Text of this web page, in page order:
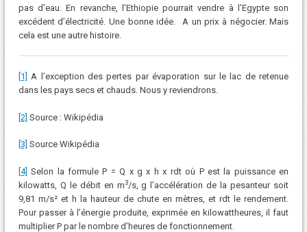
pas d’eau. En revanche, l’Ethiopie pourrait vendre à l’Egypte son
excédent d’électricité. Une bonne idée. A un prix à négocier. Mais
cela est une autre histoire.
[1]
A l’exception des pertes par évaporation sur le lac de retenue
dans les pays secs et chauds. Nous y reviendrons.
[2] Source : Wikipédia
[3] Source Wikipédia
[4] Selon la formule P = Q x g x h x rdt où P est la puissance en
kilowatts, Q le débit en m3/s, g l’accélération de la pesanteur soit
9,81 m/s² et h la hauteur de chute en mètres, et rdt le rendement.
Pour passer à l’énergie produite, exprimée en kilowattheures, il faut
multiplier P par le nombre d’heures de fonctionnement.